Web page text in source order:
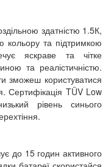
здатністю 1.5К,
кольору та підтримкою
яскраве та чітке
та реалістичністю.
зможеш користуватися
Сертифікація TÜV Low
рівень синього
до 15 годин активного